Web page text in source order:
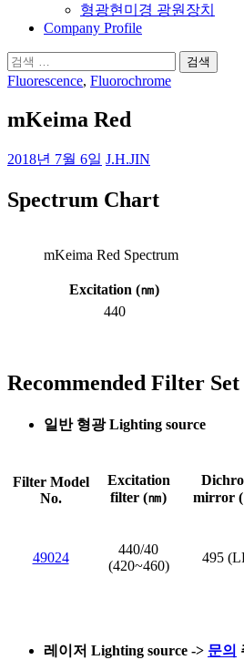
형광현미경 광원장치
Company Profile
검
색:
Fluorescence, Fluorochrome
mKeima Red
2018년 7월 6일 J.H.JIN
Spectrum Chart
mKeima Red Spectrum
Excitation (㎚)
440
Recommended Filter Set
일반 형광 Lighting source
Filter Model
No.
Excitation
filter (㎚)
mirror
49024
440/40
(420~460)
495
레이저 Lighting source -> 문의